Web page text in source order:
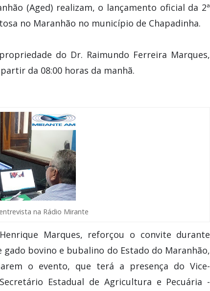
(Aged) realizam, o lançamento oficial da 2ª
no Maranhão no município de Chapadinha.
do Dr. Raimundo Ferreira Marques,
da 08:00 horas da manhã.
na Rádio Mirante
Marques, reforçou o convite durante
bovino e bubalino do Estado do Maranhão,
o evento, que terá a presença do Vice-
Estadual de Agricultura e Pecuária -